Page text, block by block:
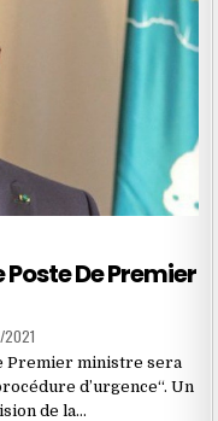
De Premier
2021
Premier ministre sera
d’urgence“. Un
de la…